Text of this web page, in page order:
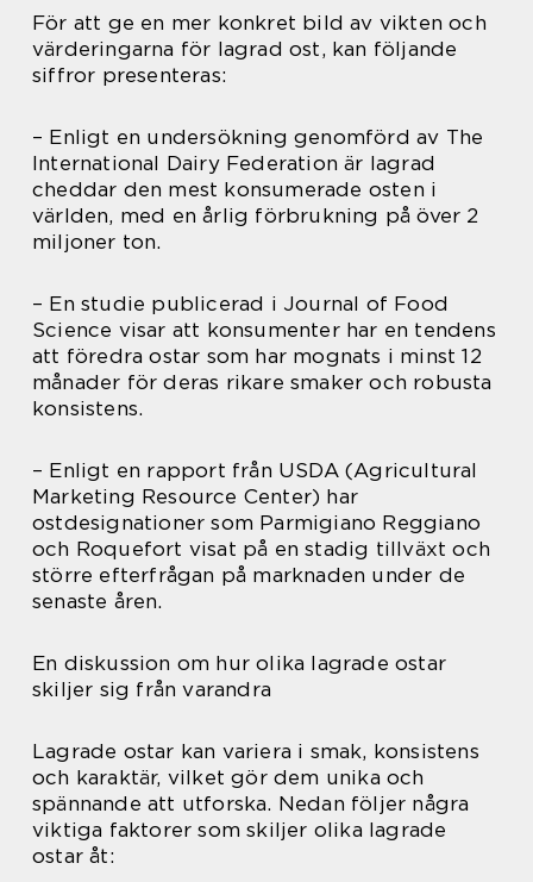
För att ge en mer konkret bild av vikten och
värderingarna för lagrad ost, kan följande
siffror presenteras:
– Enligt en undersökning genomförd av The
International Dairy Federation är lagrad
cheddar den mest konsumerade osten i
världen, med en årlig förbrukning på över 2
miljoner ton.
– En studie publicerad i Journal of Food
Science visar att konsumenter har en tendens
att föredra ostar som har mognats i minst 12
månader för deras rikare smaker och robusta
konsistens.
– Enligt en rapport från USDA (Agricultural
Marketing Resource Center) har
ostdesignationer som Parmigiano Reggiano
och Roquefort visat på en stadig tillväxt och
större efterfrågan på marknaden under de
senaste åren.
En diskussion om hur olika lagrade ostar
skiljer sig från varandra
Lagrade ostar kan variera i smak, konsistens
och karaktär, vilket gör dem unika och
spännande att utforska. Nedan följer några
viktiga faktorer som skiljer olika lagrade
ostar åt: